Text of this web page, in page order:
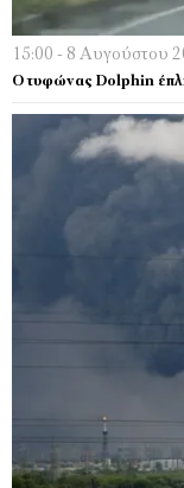
15:00 - 8 Αυγούστου
Ο τυφώνας Dolphin